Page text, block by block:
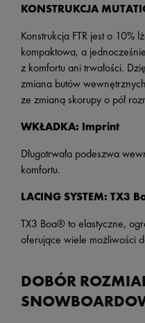
KONSTRUKCJA
Konstrukcja FTR jest o 10%
kompaktowa, a
z komfortu ani trwałości.
zmiana butów
ze zmianą skorupy o pół
WKŁADKA: Imprint
Długotrwała podeszwa
komfortu.
LACING SYSTEM: TX3
TX3 Boa® to elastyczne,
oferujące wiele możliwości
DOBÓR